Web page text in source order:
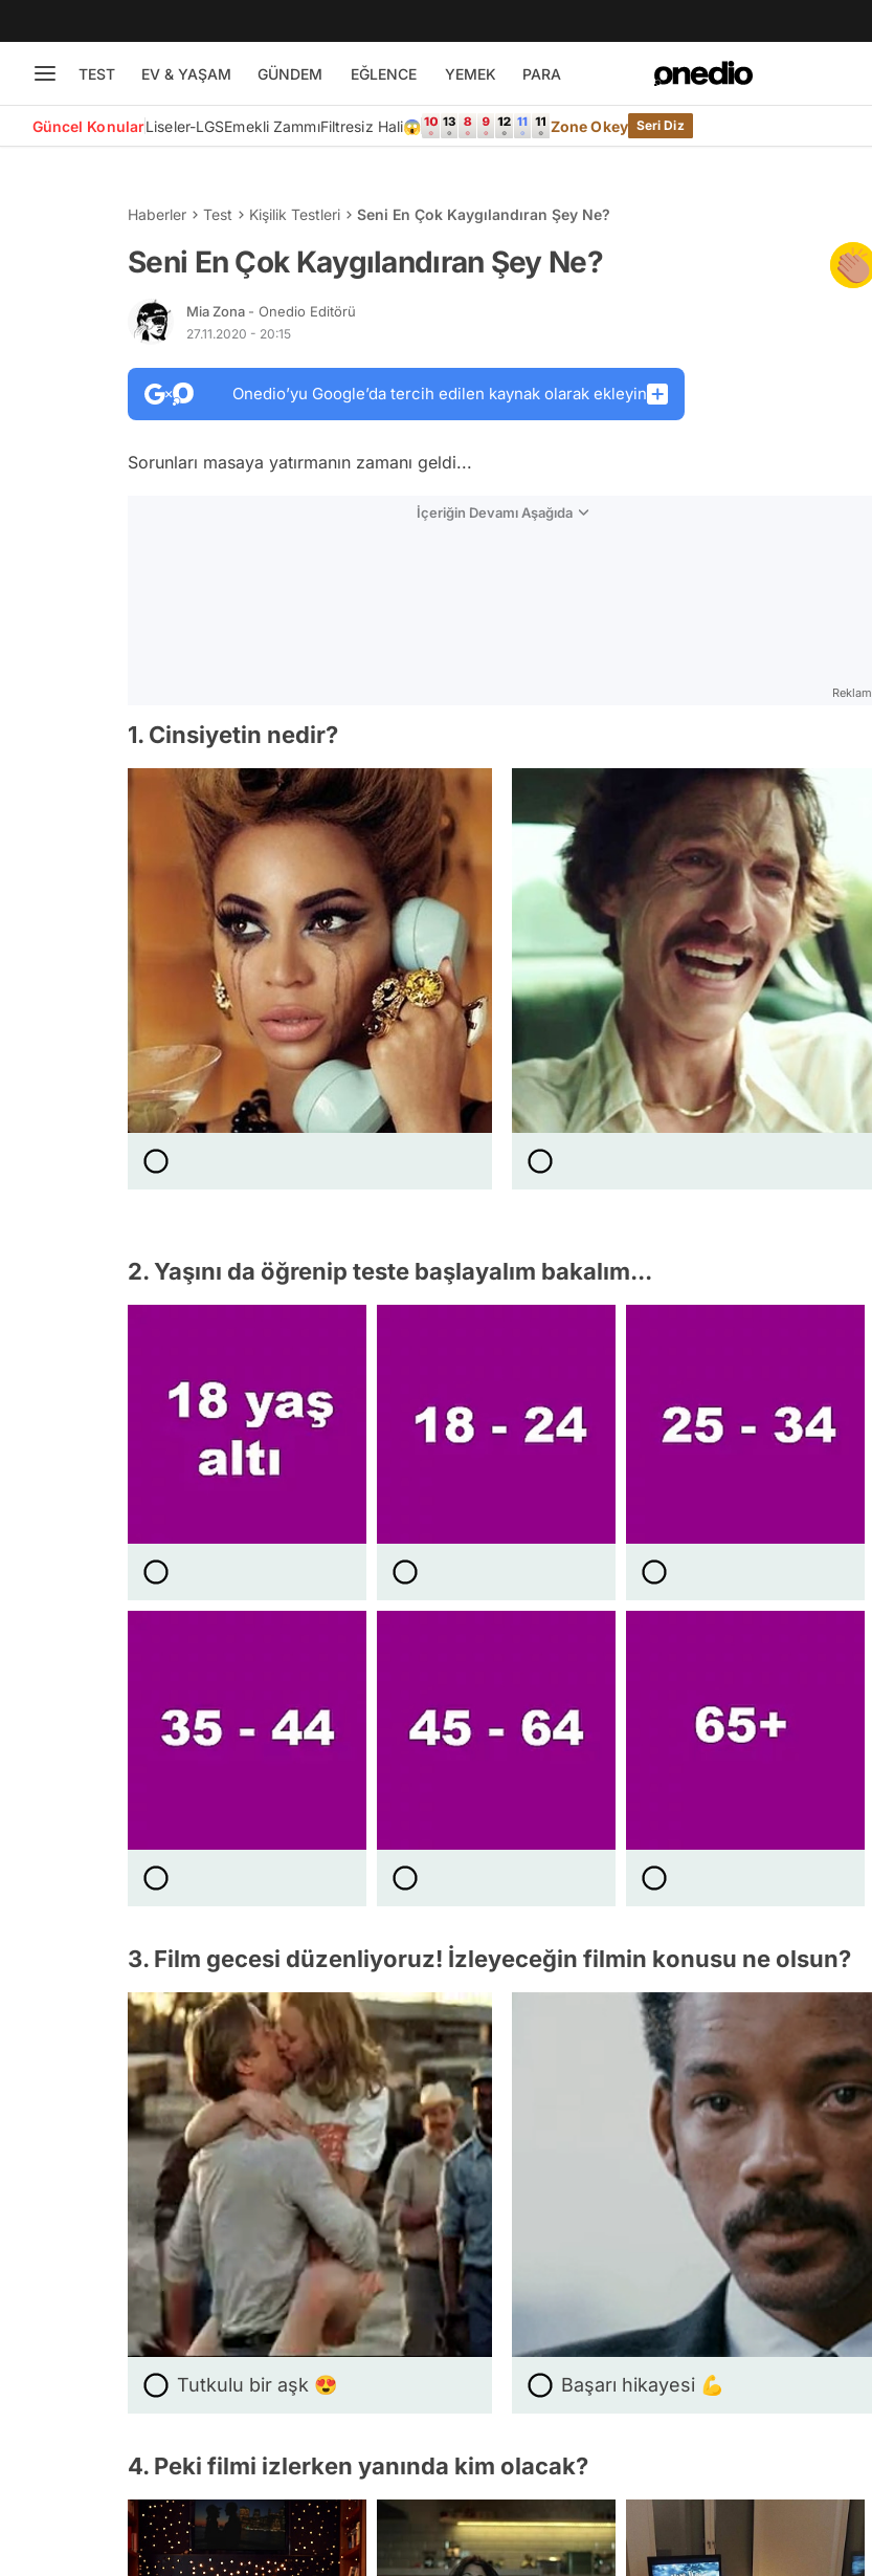
TEST EV & YAŞAM GÜNDEM EĞLENCE YEMEK PARA
Güncel KonularLiseler-LGSEmekli ZammıFiltresiz Hali😱 Zone Okey Seri Diz
Haberler Test Kişilik Testleri Seni En Çok Kaygılandıran Şey Ne?
Seni En Çok Kaygılandıran Şey Ne?
Mia Zona - Onedio Editörü
27.11.2020 - 20:15
Onedio’yu Google’da tercih edilen kaynak olarak ekleyin
Sorunları masaya yatırmanın zamanı geldi...
İçeriğin Devamı Aşağıda
Reklam
1. Cinsiyetin nedir?
2. Yaşını da öğrenip teste başlayalım bakalım...
3. Film gecesi düzenliyoruz! İzleyeceğin filmin konusu ne olsun?
Tutkulu bir aşk 😍 Başarı hikayesi 💪
4. Peki filmi izlerken yanında kim olacak?